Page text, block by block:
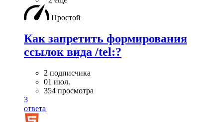
Простой
Как запретить формирования
ссылок вида /tel:?
2 подписчика
01 июл.
354 просмотра
3
ответа